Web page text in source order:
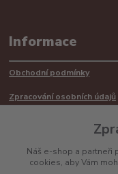
Informace
Obchodní podmínky
Zpracování osobních údajů
Mimosoudní řešení sporů
Náš e-shop a partneři
cookies, aby Vám